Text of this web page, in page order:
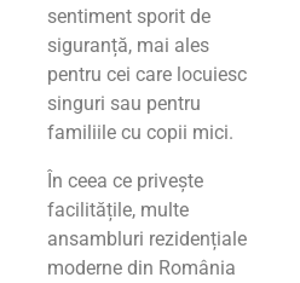
sentiment sporit de
siguranță, mai ales
pentru cei care locuiesc
singuri sau pentru
familiile cu copii mici.
În ceea ce privește
facilitățile, multe
ansambluri rezidențiale
moderne din România